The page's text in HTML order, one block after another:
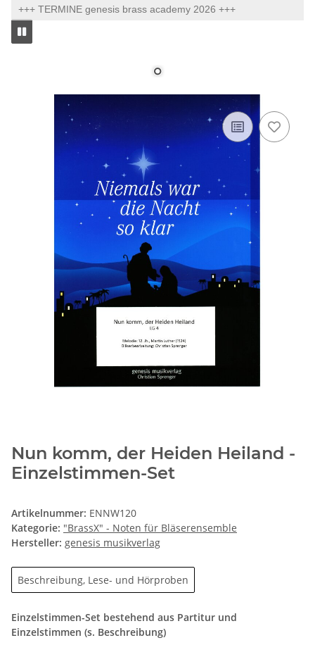
+++ TERMINE genesis brass academy 2026 +++
Nun komm, der Heiden Heiland -
Einzelstimmen-Set
Artikelnummer: ENNW120
Kategorie: "BrassX" - Noten für Bläserensemble
Hersteller: genesis musikverlag
Beschreibung, Lese- und Hörproben
Einzelstimmen-Set bestehend aus Partitur und
Einzelstimmen (s. Beschreibung)